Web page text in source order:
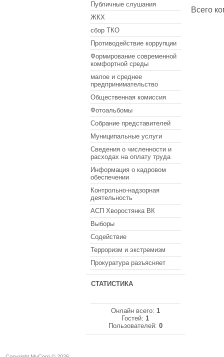
Публичные слушания
ЖКХ
сбор ТКО
Противодействие коррупции
Формирование современной
комфортной среды
малое и среднее
предпринимательство
Общественная комиссия
Фотоальбомы
Собрание представителей
Муниципальные услуги
Сведения о численности и
расходах на оплату труда
Информация о кадровом
обеспечении
Контрольно-надзорная
деятельность
АСП Хворостянка ВК
Выборы
Содействие
Терроризм и экстремизм
Прокуратура разъясняет
СТАТИСТИКА
Онлайн всего: 1
Гостей:1
Пользователей: 0
Всего